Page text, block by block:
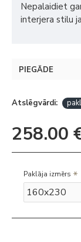
Nepalaidiet
interjera stilu
PIEGĀDE
Atslēgvārdi:
258.00
Paklāja izmērs